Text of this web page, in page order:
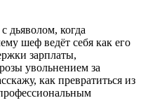
дьяволом, когда
шеф ведёт себя как его
зарплаты,
увольнением за
как превратиться из